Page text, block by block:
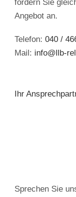
fordern Sie
Angebot an.
Telefon:040 /
Mail: info@llb-
Ihr
Sprechen Sie